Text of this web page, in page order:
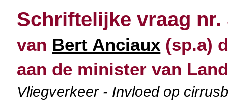
Schriftelijke vraag nr.
van Bert Anciaux (sp.a)
aan de minister van
Vliegverkeer - Invloed op